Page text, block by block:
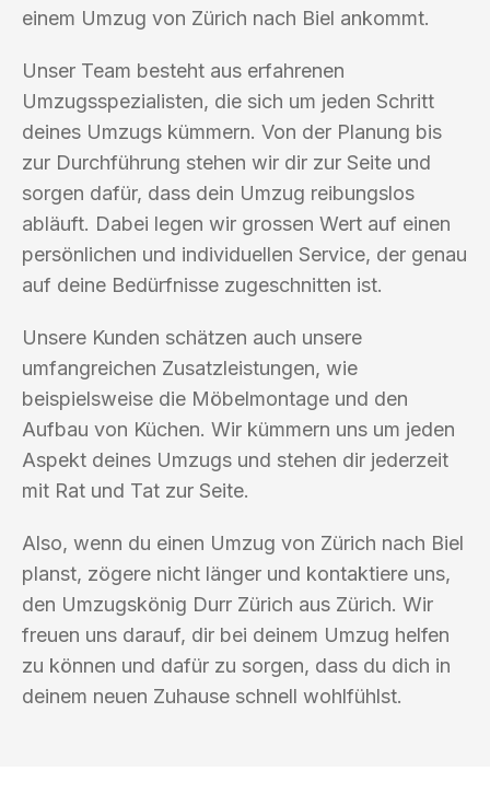
einem Umzug von Zürich nach Biel ankommt.
Unser Team besteht aus erfahrenen
Umzugsspezialisten, die sich um jeden Schritt
deines Umzugs kümmern. Von der Planung bis
zur Durchführung stehen wir dir zur Seite und
sorgen dafür, dass dein Umzug reibungslos
abläuft. Dabei legen wir grossen Wert auf einen
persönlichen und individuellen Service, der genau
auf deine Bedürfnisse zugeschnitten ist.
Unsere Kunden schätzen auch unsere
umfangreichen Zusatzleistungen, wie
beispielsweise die Möbelmontage und den
Aufbau von Küchen. Wir kümmern uns um jeden
Aspekt deines Umzugs und stehen dir jederzeit
mit Rat und Tat zur Seite.
Also, wenn du einen Umzug von Zürich nach Biel
planst, zögere nicht länger und kontaktiere uns,
den Umzugskönig Durr Zürich aus Zürich. Wir
freuen uns darauf, dir bei deinem Umzug helfen
zu können und dafür zu sorgen, dass du dich in
deinem neuen Zuhause schnell wohlfühlst.